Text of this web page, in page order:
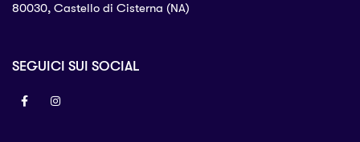
80030, Castello di Cisterna (NA)
SEGUICI SUI SOCIAL